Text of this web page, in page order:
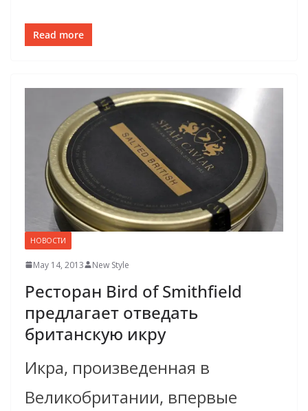
Read more
НОВОСТИ
May 14, 2013 New Style
Ресторан Bird of Smithfield
предлагает отведать
британскую икру
Икра, произведенная в
Великобритании, впервые